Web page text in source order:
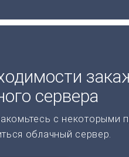
сервера
с некоторыми
облачный сервер.